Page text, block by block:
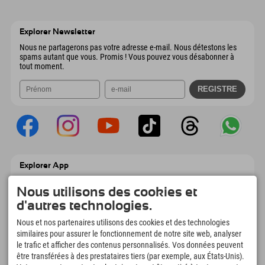
Explorer Newsletter
Nous ne partagerons pas votre adresse e-mail. Nous détestons les
spams autant que vous. Promis ! Vous pouvez vous désabonner à
tout moment.
Explorer App
Explorer à emporter avec aperçu de vos
réservations, liste de choses à faire, aperçu
des restaurants et bien plus encore.
Téléchargez-le maintenant !
L'heure des moments d'exploration
Nous utilisons des cookies et
d'autres technologies.
Nous et nos partenaires utilisons des cookies et des technologies
similaires pour assurer le fonctionnement de notre site web, analyser
le trafic et afficher des contenus personnalisés. Vos données peuvent
être transférées à des prestataires tiers (par exemple, aux États-Unis).